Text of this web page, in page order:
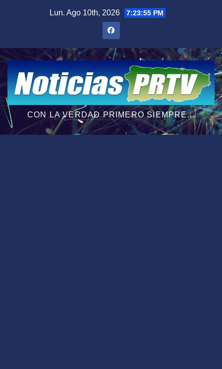
Lun. Ago 10th, 2026 7:23:56 PM
CON LA VERDAD PRIMERO SIEMPRE...